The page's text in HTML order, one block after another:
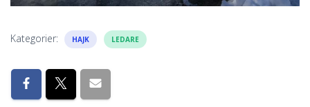
Kategorier: HAJK LEDARE